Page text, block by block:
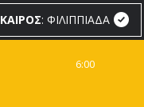
ΚΑΙΡΟΣ: ΦΙΛΙΠΠΙΑΔΑ
6:00